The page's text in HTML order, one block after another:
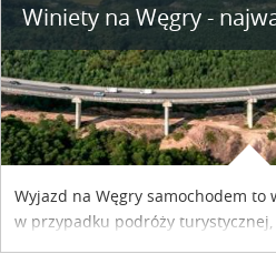
Winiety na Węgry -
Wyjazd na Węgry samochodem to
w przypadku podróży
służbowej. Pamiętać tylko trzeba